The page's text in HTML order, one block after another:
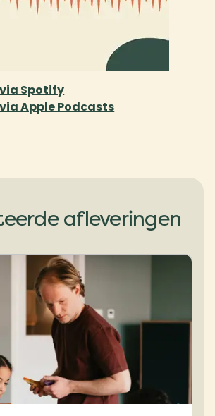
Spotify
Apple Podcasts
afleveringen